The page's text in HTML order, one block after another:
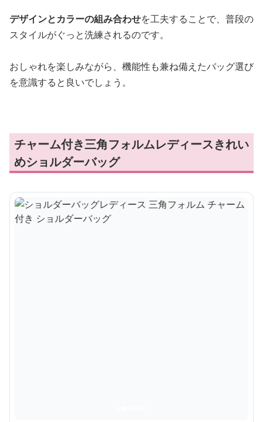
デザインとカラーの組み合わせを工夫することで、普段の
スタイルがぐっと洗練されるのです。
おしゃれを楽しみながら、機能性も兼ね備えたバッグ選び
を意識すると良いでしょう。
チャーム付き三角フォルムレディースきれい
めショルダーバッグ